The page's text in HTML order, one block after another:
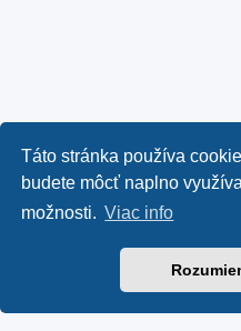
Táto stránka používa
budete môcť naplno
možnosti. Viac info